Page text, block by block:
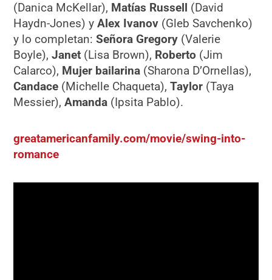
(Danica McKellar), Matías Russell (David
Haydn-Jones) yAlex Ivanov (Gleb Savchenko)
y lo completan:Señora Gregory (Valerie
Boyle),Janet (Lisa Brown), Roberto (Jim
Calarco), Mujer bailarina (Sharona D’Ornellas),
Candace (Michelle Chaqueta),Taylor (Taya
Messier),Amanda (Ipsita Pablo).
greatamericanfamily.com/movie/swing-into-
romance